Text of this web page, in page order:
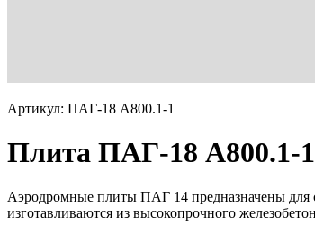
Артикул: ПАГ-18 А800.1-1
Плита ПАГ-18 А800.1-1
Аэродромные плиты ПАГ 14 предназначены для
изготавливаются из высокопрочного